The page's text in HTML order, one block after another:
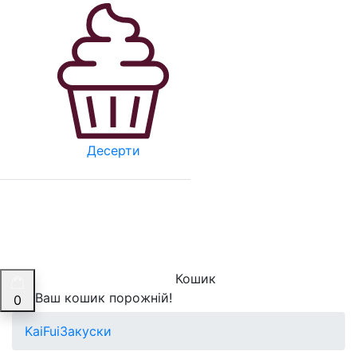
Десерти
0
Кошик
Ваш кошик порожній!
KaiFuiЗакуски